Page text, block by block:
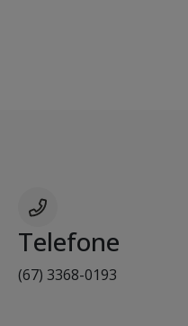
Telefone
(67) 3368-0193